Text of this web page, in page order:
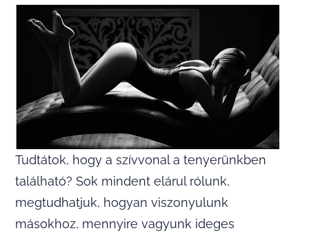
Tudtátok, hogy a szívvonal a tenyerünkben
található? Sok mindent elárul rólunk,
megtudhatjuk, hogyan viszonyulunk
másokhoz, mennyire vagyunk ideges